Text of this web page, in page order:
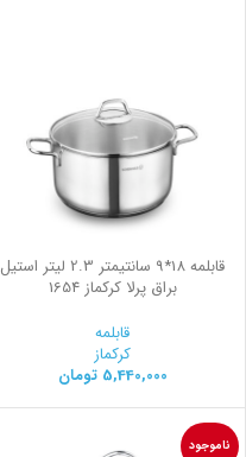
قابلمه 18*9 سانتیمتر 2.3 لیتر استیل
براق پرلا کرکماز 1654
قابلمه
کرکماز
5,440,000 تومان
ناموجود